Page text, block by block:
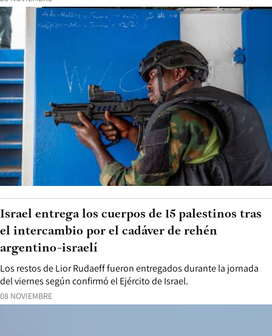
08 NOVIEMBRE
Los restos de Lior Rudaeff fueron entregados durante la jornada
del viernes según confirmó el Ejército de Israel.
Israel entrega los cuerpos de 15 palestinos tras
el intercambio por el cadáver de rehén
argentino-israelí